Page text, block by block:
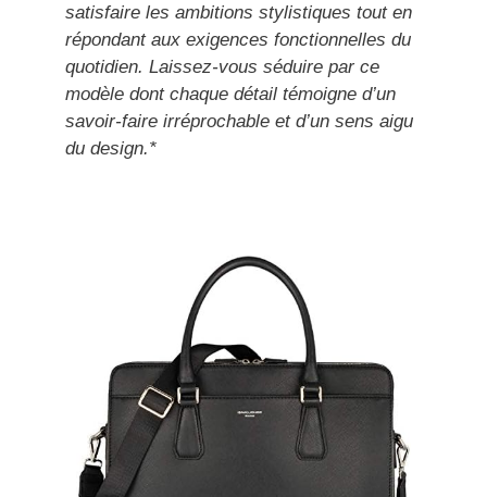
satisfaire les ambitions stylistiques tout en
répondant aux exigences fonctionnelles du
quotidien. Laissez-vous séduire par ce
modèle dont chaque détail témoigne d’un
savoir-faire irréprochable et d’un sens aigu
du design.*